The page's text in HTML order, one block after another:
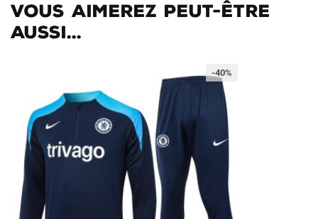
Vous aimerez peut-être
aussi...
-40%